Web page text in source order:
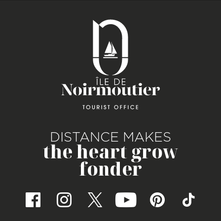
DISTANCE MAKES
the heart grow
fonder